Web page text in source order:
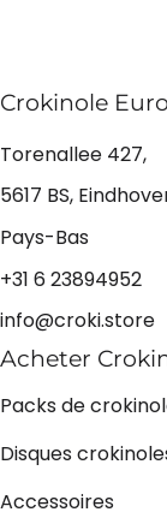
Crokinole
Torenallee 427,
5617 BS,
Pays-Bas
+31 6 23894952
info@croki.store
Acheter
Packs de
Disques
Accessoires